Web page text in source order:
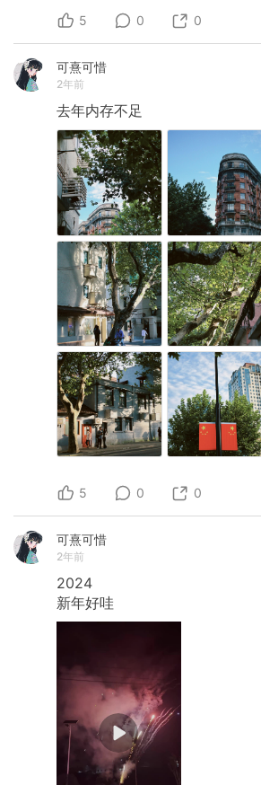
5 0 0
可熹可惜
2年前
去年内存不足
5 0 0
可熹可惜
2年前
2024
新年好哇